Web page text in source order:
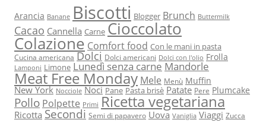
Arancia Banane Biscotti Blogger Brunch Buttermilk
Cacao Cannella Carne Cioccolato
Colazione Comfort food Con le mani in pasta
Cucina americana Dolci Dolci americani Dolci con l'olio Frolla
Lamponi Limone Lunedì senza carne Mandorle
Meat Free Monday Mele Menù Muffin
New York Nocciole Noci Pane Pasta brisè Patate Pere Plumcake
Pollo Polpette Primi Ricetta vegetariana
Ricotta Secondi Semi di papavero Uova Vaniglia Viaggi Zucca